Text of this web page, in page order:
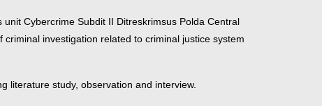
Cybercrime Subdit II Ditreskrimsus Polda Central
investigation related to criminal justice system
literature study, observation and interview.